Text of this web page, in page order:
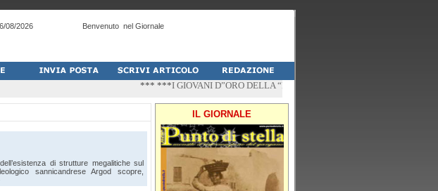
08/2026 Benvenuto nel Giornale
*** ***I GIOVANI D”ORO DELLA “PALESTRA-DO” DI PESCHICI
di strutture megalitiche sul
sannicandrese Argod scopre,
IL GIORNALE